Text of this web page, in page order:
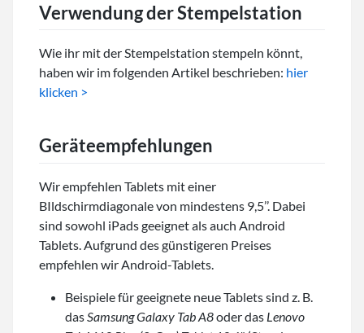
Verwendung der Stempelstation
Wie ihr mit der Stempelstation stempeln könnt,
haben wir im folgenden Artikel beschrieben: hier
klicken >
Geräteempfehlungen
Wir empfehlen Tablets mit einer
BIldschirmdiagonale von mindestens 9,5’’. Dabei
sind sowohl iPads geeignet als auch Android
Tablets. Aufgrund des günstigeren Preises
empfehlen wir Android-Tablets.
Beispiele für geeignete neue Tablets sind z. B.
dasSamsung Galaxy Tab A8oder das Lenovo